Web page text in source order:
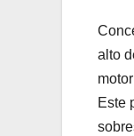
alto
Este